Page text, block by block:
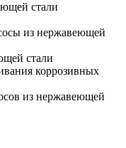
стали
из нержавеющей
стали
коррозивных
из нержавеющей